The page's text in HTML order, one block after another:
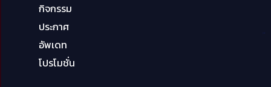
กิจกรรม
ประกาศ
อัพเดท
โปรโมชั่น